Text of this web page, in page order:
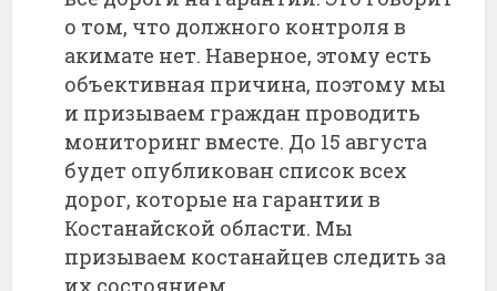
о том, что должного контроля в
акимате нет. Наверное, этому есть
объективная причина, поэтому мы
и призываем граждан проводить
мониторинг вместе. До 15 августа
будет опубликован список всех
дорог, которые на гарантии в
Костанайской области. Мы
призываем костанайцев следить за